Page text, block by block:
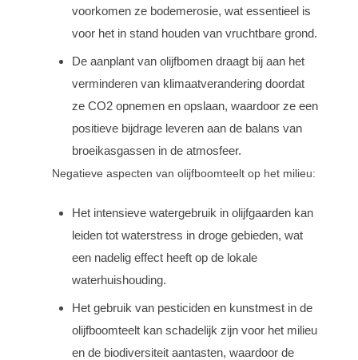
voorkomen ze bodemerosie, wat essentieel is
voor het in stand houden van vruchtbare grond.
De aanplant van olijfbomen draagt bij aan het
verminderen van klimaatverandering doordat
ze CO2 opnemen en opslaan, waardoor ze een
positieve bijdrage leveren aan de balans van
broeikasgassen in de atmosfeer.
Negatieve aspecten van olijfboomteelt op het milieu:
Het intensieve watergebruik in olijfgaarden kan
leiden tot waterstress in droge gebieden, wat
een nadelig effect heeft op de lokale
waterhuishouding.
Het gebruik van pesticiden en kunstmest in de
olijfboomteelt kan schadelijk zijn voor het milieu
en de biodiversiteit aantasten, waardoor de